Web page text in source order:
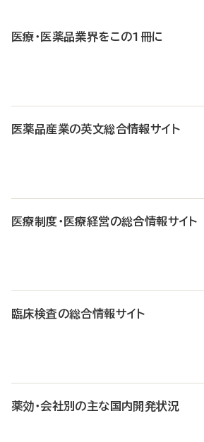
医療・医薬品業界をこの1冊に
医薬品産業の英文総合情報サイト
医療制度・医療経営の総合情報サイト
臨床検査の総合情報サイト
薬効・会社別の主な国内開発状況